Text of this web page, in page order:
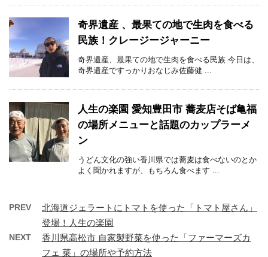
奇界遺産 、最果ての地で生肉を食べる
民族！クレージージャーニー
奇界遺産、最果ての地で生肉を食べる民族 今日は、
奇界遺産ですっかりおなじみ佐藤健 ...
人生の楽園 愛知豊田市 蕎麦店そば亀福
の場所メニューと話題のカップラーメ
ン
うどん文化の強い香川県では蕎麦は食べないのとか
よく聞かれますが、もちろん食べます ...
PREV
北海道ジェラートにトマトを使った「トマト屋さん」
登場！人生の楽園
NEXT
香川県高松市 自家製野菜を使った「ファーマーズカ
フェ 菜」の場所や予約方法